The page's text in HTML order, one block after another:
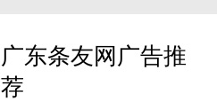
广东条友网广告推
荐